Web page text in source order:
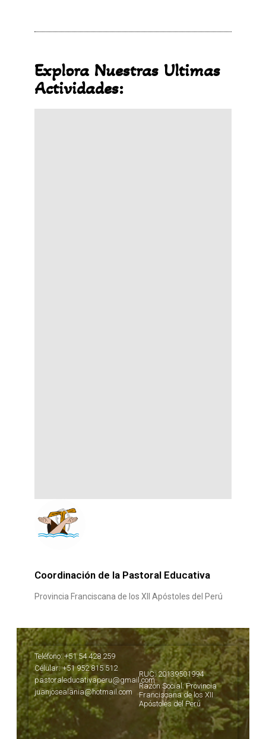
Coordinación de la Pastoral Educativa
Provincia Franciscana de los XII Apóstoles del Perú
Explora Nuestras Ultimas
Actividades:
Teléfono: +51 54 428 259
Célular: +51 952 815 512
pastoraleducativaperu@gmail.com
juanjosealania@hotmail.com
RUC: 20139501994
Razón Social: Provincia
Franciscana de los XII
Apóstoles del Perú